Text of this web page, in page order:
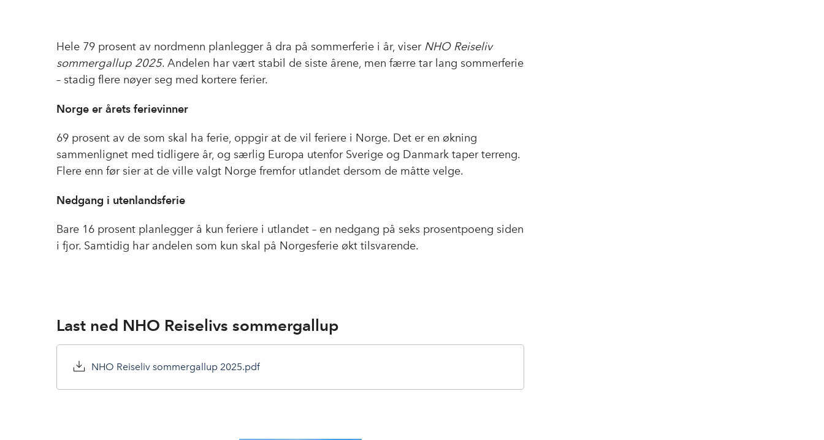
b
o
e
I
Hele 79 prosent av nordmenn planlegger å dra på sommerferie i år, viser NHO Reiseliv
sommergallup 2025. Andelen har vært stabil de siste årene, men færre tar lang sommerferie
– stadig flere nøyer seg med kortere ferier.
Norge er årets ferievinner
69 prosent av de som skal ha ferie, oppgir at de vil feriere i Norge. Det er en økning
sammenlignet med tidligere år, og særlig Europa utenfor Sverige og Danmark taper terreng.
Flere enn før sier at de ville valgt Norge fremfor utlandet dersom de måtte velge.
Nedgang i utenlandsferie
Bare 16 prosent planlegger å kun feriere i utlandet – en nedgang på seks prosentpoeng siden
i fjor. Samtidig har andelen som kun skal på Norgesferie økt tilsvarende.
Last ned NHO Reiselivs sommergallup
NHO Reiseliv sommergallup 2025.pdf